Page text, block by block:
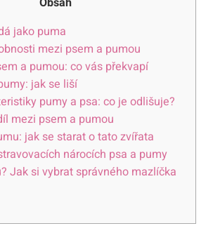
jako puma
mezi psem a pumou
a pumou: co vás překvapí
jak se liší
pumy a psa: co je odlišuje?
mezi psem a pumou
jak se starat o tato zvířata
nárocích psa a pumy
Jak si vybrat správného mazlíčka